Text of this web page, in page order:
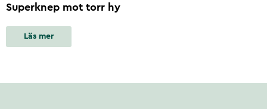
Superknep mot torr hy
Läs mer